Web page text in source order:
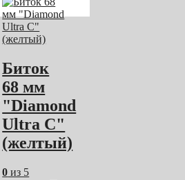
Биток
68 мм
"Diamond
Ultra C"
(желтый)
0 из 5